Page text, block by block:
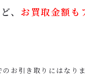
、 お買取金額も
お引き取りにはなりま